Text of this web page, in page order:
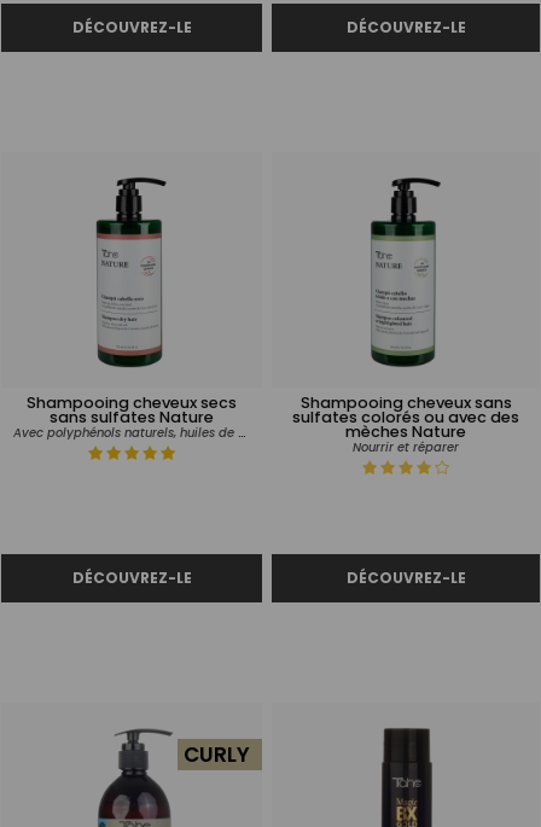
Shampooing cheveux secs
sans sulfates Nature
Avec polyphénols naturels, huiles de noix de coco, lin et soja
Shampooing cheveux sans
sulfates colorés ou avec des
mèches Nature
Nourrir et réparer
CURLY